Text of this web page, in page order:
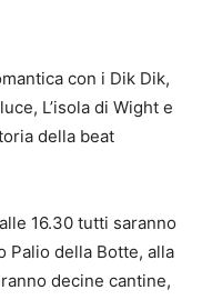
con i Dik Dik,
L’isola di Wight e
della beat
16.30 tutti saranno
Palio della Botte, alla
decine cantine,